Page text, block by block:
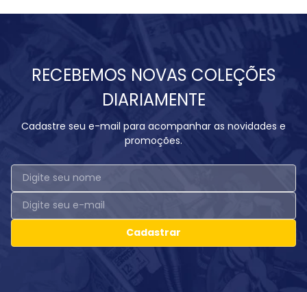
RECEBEMOS NOVAS COLEÇÕES
DIARIAMENTE
Cadastre seu e-mail para acompanhar as novidades e
promoções.
Cadastrar